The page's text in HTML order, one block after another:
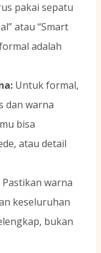
pakai sepatu
atau “Smart
adalah
Untuk formal,
dan warna
bisa
atau detail
Pastikan warna
keseluruhan
bukan